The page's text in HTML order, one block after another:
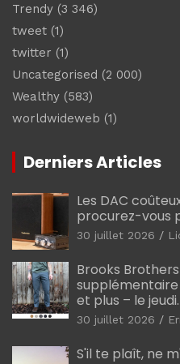
Trendy (3 346)
tweet (1)
twitter (1)
Uncategorised (2 000)
Wealthy (583)
worldwideweb (1)
Derniers Articles
Les DAC
procurez-vous
30 juillet 2026
Brooks
supplémentaire
et plus – le
30 juillet 2026
S'il te plaît, ne